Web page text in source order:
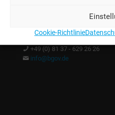
Cookie-Richtlinie
Kontakt
+49 (0) 81 37 - 629 26 26
info@bgov.de